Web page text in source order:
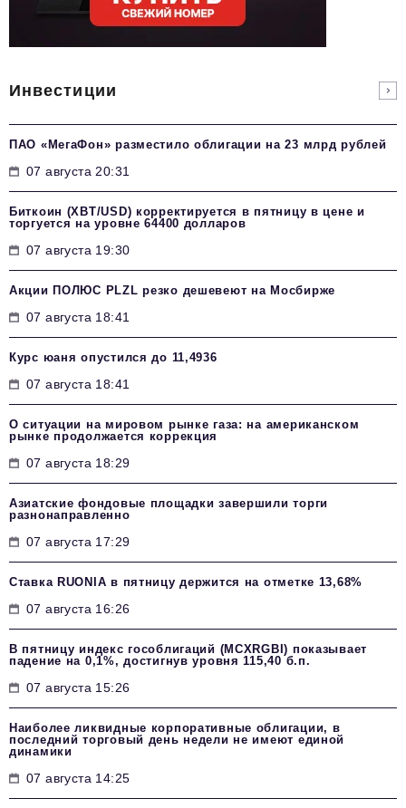
Инвестиции
ПАО «МегаФон» разместило облигации на 23 млрд рублей
07 августа 20:31
Биткоин (XBT/USD) корректируется в пятницу в цене и
торгуется на уровне 64400 долларов
07 августа 19:30
Акции ПОЛЮС PLZL резко дешевеют на Мосбирже
07 августа 18:41
Курс юаня опустился до 11,4936
07 августа 18:41
О ситуации на мировом рынке газа: на американском
рынке продолжается коррекция
07 августа 18:29
Азиатские фондовые площадки завершили торги
разнонаправленно
07 августа 17:29
Ставка RUONIA в пятницу держится на отметке 13,68%
07 августа 16:26
В пятницу индекс гособлигаций (MCXRGBI) показывает
падение на 0,1%, достигнув уровня 115,40 б.п.
07 августа 15:26
Наиболее ликвидные корпоративные облигации, в
последний торговый день недели не имеют единой
динамики
07 августа 14:25